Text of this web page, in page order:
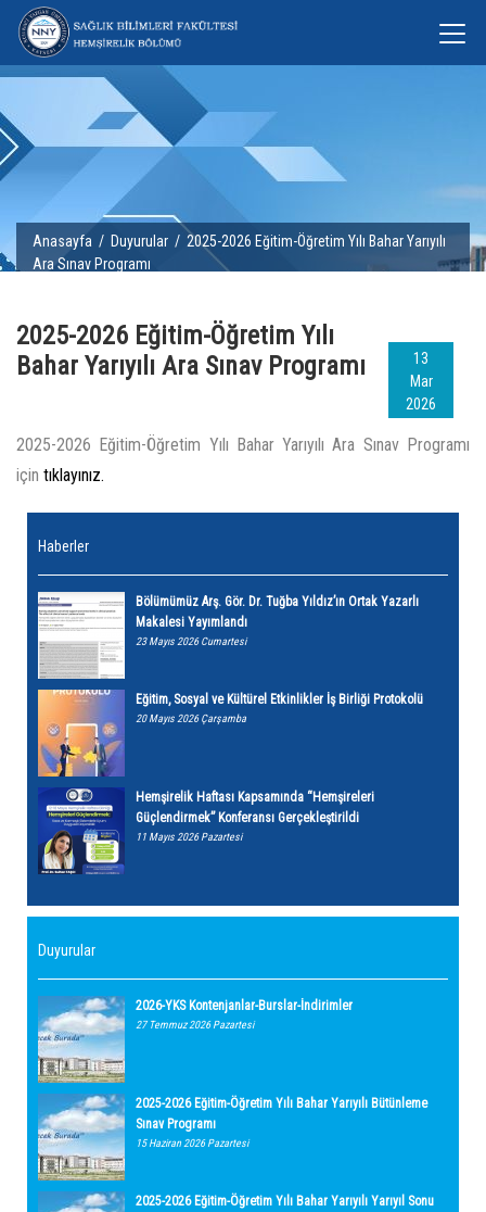
Anasayfa / Duyurular / 2025-2026 Eğitim-Öğretim Yılı Bahar Yarıyılı
Ara Sınav Programı
13
Mar
2026
2025-2026 Eğitim-Öğretim Yılı
Bahar Yarıyılı Ara Sınav Programı
2025-2026 Eğitim-Öğretim Yılı Bahar Yarıyılı Ara Sınav Programı
için tıklayınız.
Haberler
Bölümümüz Arş. Gör. Dr. Tuğba Yıldız’ın Ortak Yazarlı
Makalesi Yayımlandı
23 Mayıs 2026 Cumartesi
Eğitim, Sosyal ve Kültürel Etkinlikler İş Birliği Protokolü
20 Mayıs 2026 Çarşamba
Hemşirelik Haftası Kapsamında “Hemşireleri
Güçlendirmek” Konferansı Gerçekleştirildi
11 Mayıs 2026 Pazartesi
Duyurular
2026-YKS Kontenjanlar-Burslar-İndirimler
27 Temmuz 2026 Pazartesi
2025-2026 Eğitim-Öğretim Yılı Bahar Yarıyılı Bütünleme
Sınav Programı
15 Haziran 2026 Pazartesi
2025-2026 Eğitim-Öğretim Yılı Bahar Yarıyılı Yarıyıl Sonu